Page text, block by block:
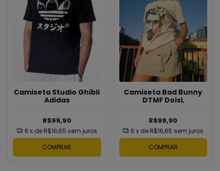
Camiseta Studio Ghibli
Adidas
R$99,90
6 x de R$16,65 sem juros
COMPRAR
Camiseta Bad Bunny
DTMF DoisL
R$99,90
6 x de R$16,65 sem juros
COMPRAR